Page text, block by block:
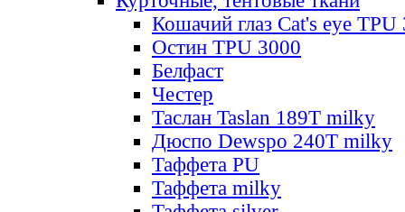
Кошачий глаз Cat's eye TPU
Остин TPU 3000
Белфаст
Честер
Таслан Taslan 189T milky
Дюспо Dewspo 240T milky
Таффета PU
Таффета milky